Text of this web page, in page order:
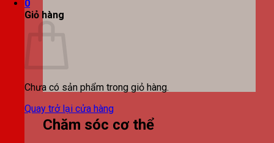
0
Giỏ hàng
Chưa có sản phẩm trong giỏ hàng.
Quay trở lại cửa hàng
Chăm sóc cơ thể